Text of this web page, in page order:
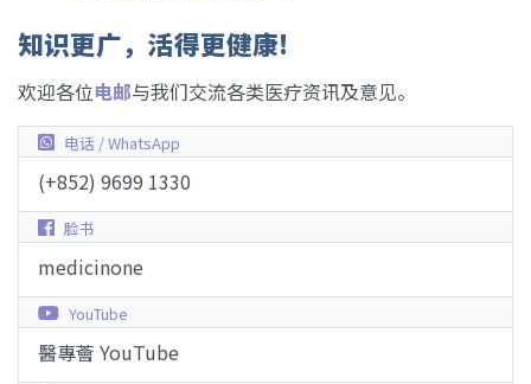
知识更广，活得更健康!
欢迎各位电邮与我们交流各类医疗资讯及意见。
电话 / WhatsApp
(+852) 9699 1330
脸书
medicinone
YouTube
醫專薈 YouTube